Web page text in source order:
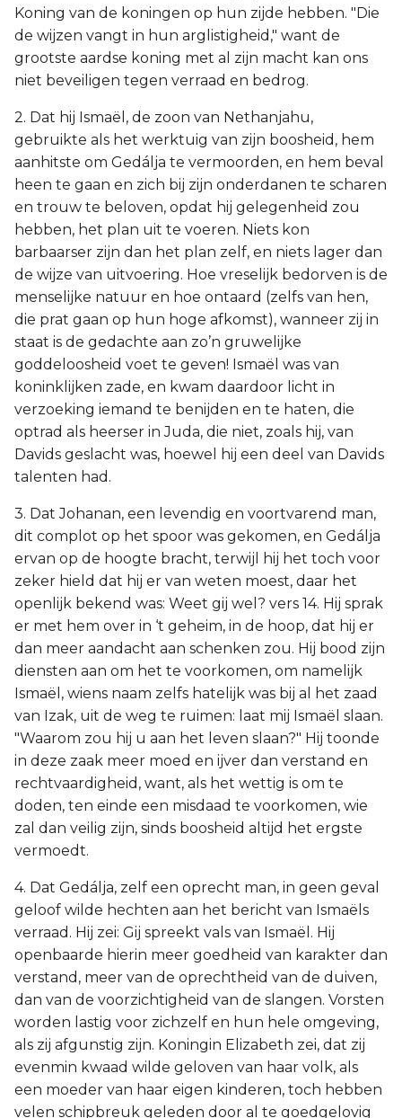
Koning van de koningen op hun zijde hebben. "Die
de wijzen vangt in hun arglistigheid," want de
grootste aardse koning met al zijn macht kan ons
niet beveiligen tegen verraad en bedrog.
2. Dat hij Ismaël, de zoon van Nethanjahu,
gebruikte als het werktuig van zijn boosheid, hem
aanhitste om Gedálja te vermoorden, en hem beval
heen te gaan en zich bij zijn onderdanen te scharen
en trouw te beloven, opdat hij gelegenheid zou
hebben, het plan uit te voeren. Niets kon
barbaarser zijn dan het plan zelf, en niets lager dan
de wijze van uitvoering. Hoe vreselijk bedorven is de
menselijke natuur en hoe ontaard (zelfs van hen,
die prat gaan op hun hoge afkomst), wanneer zij in
staat is de gedachte aan zo’n gruwelijke
goddeloosheid voet te geven! Ismaël was van
koninklijken zade, en kwam daardoor licht in
verzoeking iemand te benijden en te haten, die
optrad als heerser in Juda, die niet, zoals hij, van
Davids geslacht was, hoewel hij een deel van Davids
talenten had.
3. Dat Johanan, een levendig en voortvarend man,
dit complot op het spoor was gekomen, en Gedálja
ervan op de hoogte bracht, terwijl hij het toch voor
zeker hield dat hij er van weten moest, daar het
openlijk bekend was: Weet gij wel? vers 14. Hij sprak
er met hem over in ‘t geheim, in de hoop, dat hij er
dan meer aandacht aan schenken zou. Hij bood zijn
diensten aan om het te voorkomen, om namelijk
Ismaël, wiens naam zelfs hatelijk was bij al het zaad
van Izak, uit de weg te ruimen: laat mij Ismaël slaan.
"Waarom zou hij u aan het leven slaan?" Hij toonde
in deze zaak meer moed en ijver dan verstand en
rechtvaardigheid, want, als het wettig is om te
doden, ten einde een misdaad te voorkomen, wie
zal dan veilig zijn, sinds boosheid altijd het ergste
vermoedt.
4. Dat Gedálja, zelf een oprecht man, in geen geval
geloof wilde hechten aan het bericht van Ismaëls
verraad. Hij zei: Gij spreekt vals van Ismaël. Hij
openbaarde hierin meer goedheid van karakter dan
verstand, meer van de oprechtheid van de duiven,
dan van de voorzichtigheid van de slangen. Vorsten
worden lastig voor zichzelf en hun hele omgeving,
als zij afgunstig zijn. Koningin Elizabeth zei, dat zij
evenmin kwaad wilde geloven van haar volk, als
een moeder van haar eigen kinderen, toch hebben
velen schipbreuk geleden door al te goedgelovig